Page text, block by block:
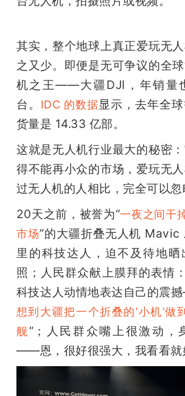
心
GAIR
题
爱
机
其实，整个地球上真正爱玩无
之又少。即便是无可争议的全
机之王——大疆DJI，年销量
台。
IDC 的数据显示，去年全
货量是 14.33 亿部。
这就是无人机行业最大的秘密
得不能再小众的市场，爱玩无
过无人机的人相比，完全可以忽
20天之前，被誉为“一夜之间干
市场”的大疆折叠无人机 Mavic
里的科技达人，迫不及待地晒
照；人民群众献上膜拜的表情
科技达人动情地表达自己的震
想到大疆把一个折叠的’小机’做
舰”；人民群众嘴上很激动，
——恩，很好很强大，我看看就